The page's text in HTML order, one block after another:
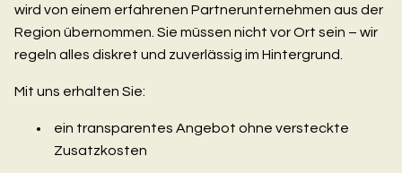
wird von einem erfahrenen Partnerunternehmen aus der
Region übernommen. Sie müssen nicht vor Ort sein – wir
regeln alles diskret und zuverlässig im Hintergrund.
Mit uns erhalten Sie:
ein transparentes Angebot ohne versteckte
Zusatzkosten